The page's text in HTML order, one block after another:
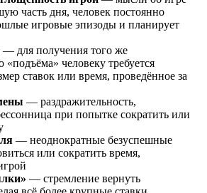
часть дня, человек постоянно
игровые эпизоды и планирует
— для получения того же
«подъёма» человеку требуется
ставок или время, проведённое за
— раздражительность,
при попытке сократить или
— неоднократные безуспешные
или сократить время,
— стремление вернуть